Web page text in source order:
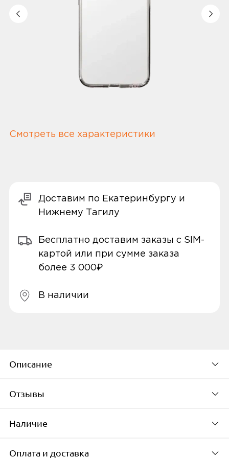
Смотреть все характеристики
Доставим по Екатеринбургу и
Нижнему Тагилу
Бесплатно доставим заказы с SIM-
картой или при сумме заказа
более 3 000₽
В наличии
Описание
Тип
Накладка
Отзывы
Будьте первым, кто
оставит свой отзыв
Наличие
Оплата и доставка